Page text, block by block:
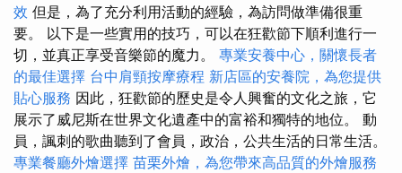
效 但是，為了充分利用活動的經驗，為訪問做準備很重
要。 以下是一些實用的技巧，可以在狂歡節下順利進行一
切，並真正享受音樂節的魔力。 專業安養中心，關懷長者
的最佳選擇 台中肩頸按摩療程 新店區的安養院，為您提供
貼心服務 因此，狂歡節的歷史是令人興奮的文化之旅，它
展示了威尼斯在世界文化遺產中的富裕和獨特的地位。 動
員，諷刺的歌曲聽到了會員，政治，公共生活的日常生活。
專業餐廳外燴選擇 苗栗外燴，為您帶來高品質的外燴服務